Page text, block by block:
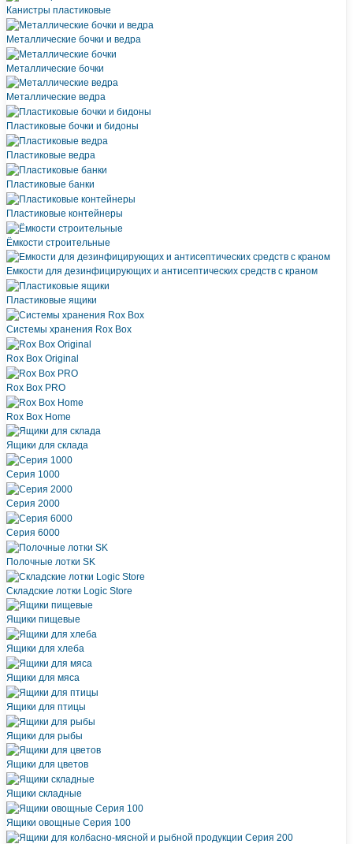
Канистры пластиковые
Металлические бочки и ведра
Металлические бочки
Металлические ведра
Пластиковые бочки и бидоны
Пластиковые ведра
Пластиковые банки
Пластиковые контейнеры
Ёмкости строительные
Емкости для дезинфицирующих и антисептических средств с краном
Пластиковые ящики
Системы хранения Rox Box
Rox Box Original
Rox Box PRO
Rox Box Home
Ящики для склада
Серия 1000
Серия 2000
Серия 6000
Полочные лотки SK
Складские лотки Logic Store
Ящики пищевые
Ящики для хлеба
Ящики для мяса
Ящики для птицы
Ящики для рыбы
Ящики для цветов
Ящики складные
Ящики овощные Серия 100